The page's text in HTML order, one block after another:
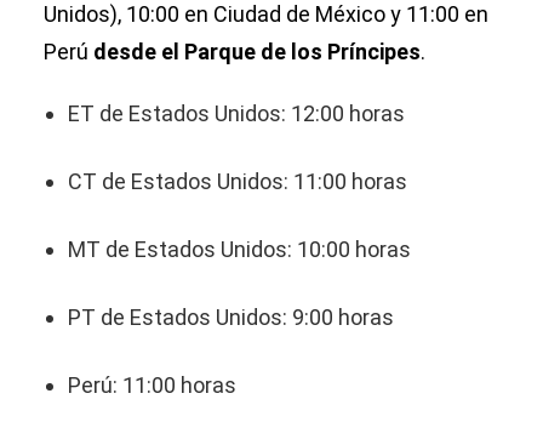
Unidos), 10:00 en Ciudad de México y 11:00 en
Perú desde el Parque de los Príncipes.
ET de Estados Unidos: 12:00 horas
CT de Estados Unidos: 11:00 horas
MT de Estados Unidos: 10:00 horas
PT de Estados Unidos: 9:00 horas
Perú: 11:00 horas